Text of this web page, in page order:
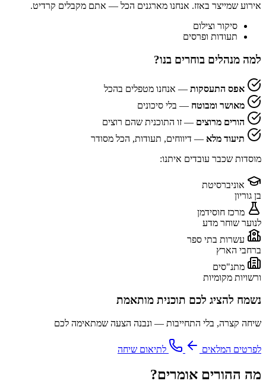
אירוע שמייצר באזז. אנחנו מארגנים הכל — אתם מקבלים קרדיט.
סיקור וצילום
תעודות ופרסים
למה מנהלים בוחרים בנו?
אפס התעסקות — אנחנו מטפלים בהכל
מאושר ומבוטח — בלי סיכונים
הורים מרוצים — זו התוכנית שהם רוצים
תיעוד מלא — דיווחים, תעודות, הכל מסודר
מוסדות שכבר עובדים איתנו:
אוניברסיטת
בן גוריון
מרכז חוסידמן
לנוער שוחר מדע
עשרות בתי ספר
ברחבי הארץ
מתנ"סים
ורשויות מקומיות
נשמח להציג לכם תוכנית מותאמת
שיחה קצרה, בלי התחייבות — ונבנה הצעה שמתאימה לכם
לפרטים המלאים לתיאום שיחה
מה ההורים אומרים?